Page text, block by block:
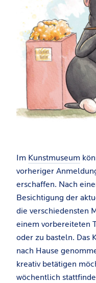
Im Kunstmuseum
vorheriger
erschaffen. Nach
Besichtigung der
die verschiedensten
einem vorbereiteten
oder zu basteln. Das
nach Hause
kreativ betätigen
wöchentlich